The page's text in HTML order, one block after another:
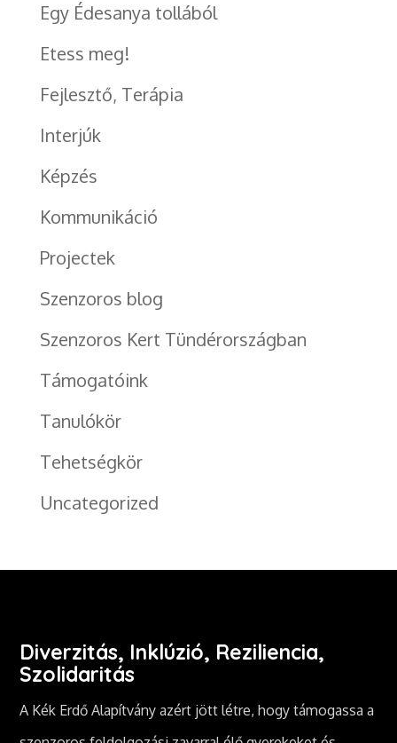
Egy Édesanya tollából
Etess meg!
Fejlesztő, Terápia
Interjúk
Képzés
Kommunikáció
Projectek
Szenzoros blog
Szenzoros Kert Tündérországban
Támogatóink
Tanulókör
Tehetségkör
Uncategorized
Diverzitás, Inklúzió, Reziliencia,
Szolidaritás
A Kék Erdő Alapítvány azért jött létre, hogy támogassa a